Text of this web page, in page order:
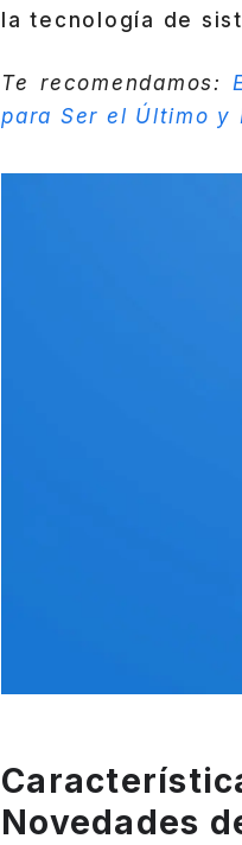
la tecnología de
Te recomendamos:
para Ser el Último y
Novedades